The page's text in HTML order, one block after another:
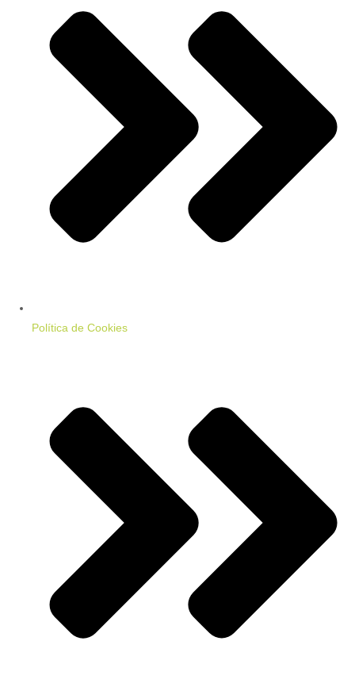
Política de Cookies